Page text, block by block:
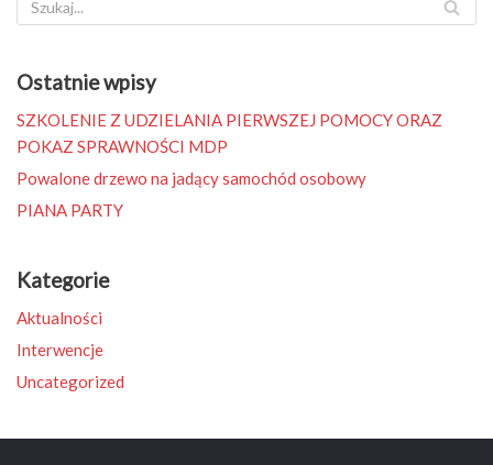
Ostatnie wpisy
SZKOLENIE Z UDZIELANIA PIERWSZEJ POMOCY ORAZ
POKAZ SPRAWNOŚCI MDP
Powalone drzewo na jadący samochód osobowy
PIANA PARTY
Kategorie
Aktualności
Interwencje
Uncategorized